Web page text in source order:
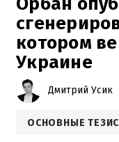
котором
Украине
Дмитрий Усик
ОСНОВНЫЕ